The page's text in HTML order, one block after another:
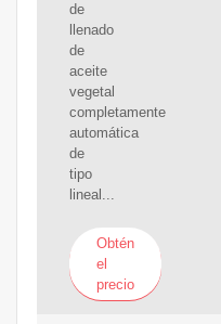
de
llenado
de
aceite
vegetal
completamente
automática
de
tipo
lineal...
Obtén
el
precio